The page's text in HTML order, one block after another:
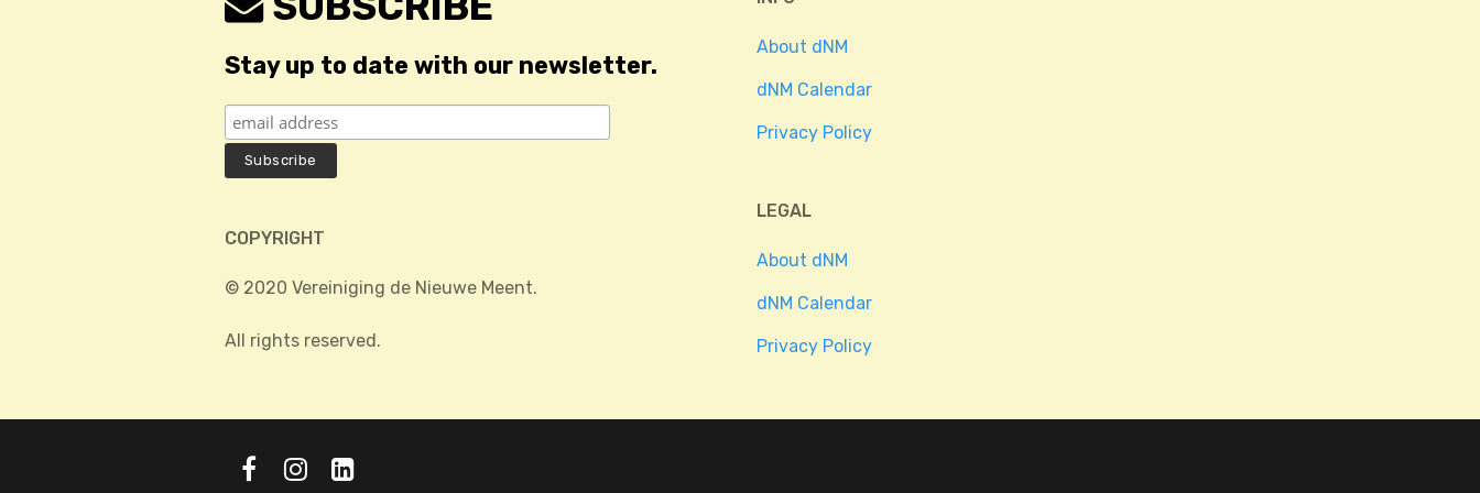
Stay up to date with our newsletter.
COPYRIGHT
© 2020 Vereiniging de Nieuwe Meent.
All rights reserved.
About dNM
dNM Calendar
Privacy Policy
LEGAL
About dNM
dNM Calendar
Privacy Policy